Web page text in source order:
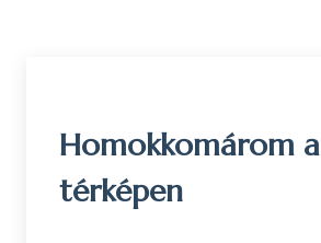
Homokkomárom a
térképen